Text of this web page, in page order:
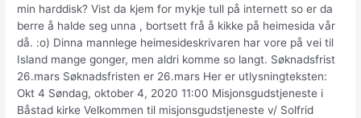
min harddisk? Vist da kjem for mykje tull på internett so er da
berre å halde seg unna , bortsett frå å kikke på heimesida vår
då. :o) Dinna mannlege heimesideskrivaren har vore på vei til
Island mange gonger, men aldri komme so langt. Søknadsfrist
26.mars Søknadsfristen er 26.mars Her er utlysningteksten:
Okt 4 Søndag, oktober 4, 2020 11:00 Misjonsgudstjeneste i
Båstad kirke Velkommen til misjonsgudstjeneste v/ Solfrid